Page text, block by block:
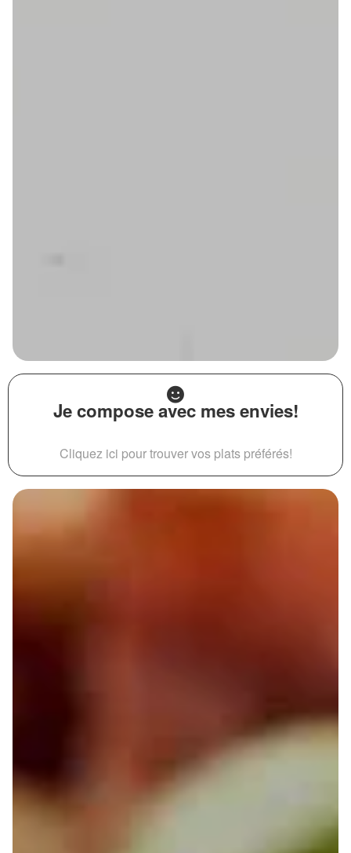
Je compose avec mes envies!
Cliquez ici pour trouver vos plats préférés!